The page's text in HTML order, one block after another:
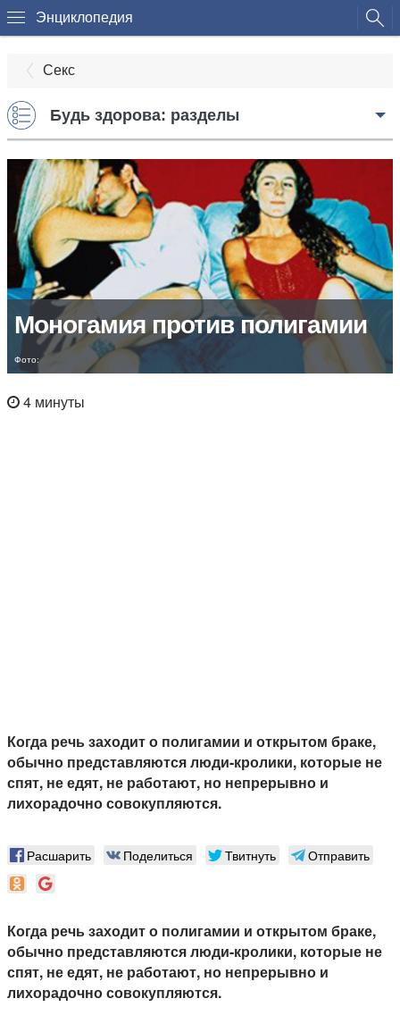
Энциклопедия
Секс
Будь здорова: разделы
Моногамия против полигамии
Фото:
4 минуты
Когда речь заходит о полигамии и открытом браке,
обычно представляются люди-кролики, которые не
спят, не едят, не работают, но непрерывно и
лихорадочно совокупляются.
Расшарить Поделиться Твитнуть Отправить
Когда речь заходит о полигамии и открытом браке,
обычно представляются люди-кролики, которые не
спят, не едят, не работают, но непрерывно и
лихорадочно совокупляются.